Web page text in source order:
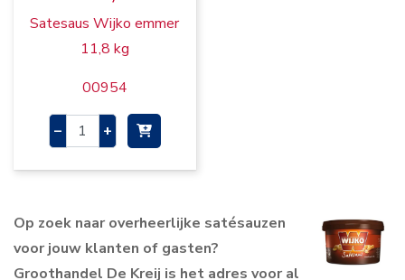
Satesaus Wijko emmer
11,8 kg
00954
– +
Op zoek naar overheerlijke satésauzen
voor jouw klanten of gasten?
Groothandel De Kreij is het adres voor al